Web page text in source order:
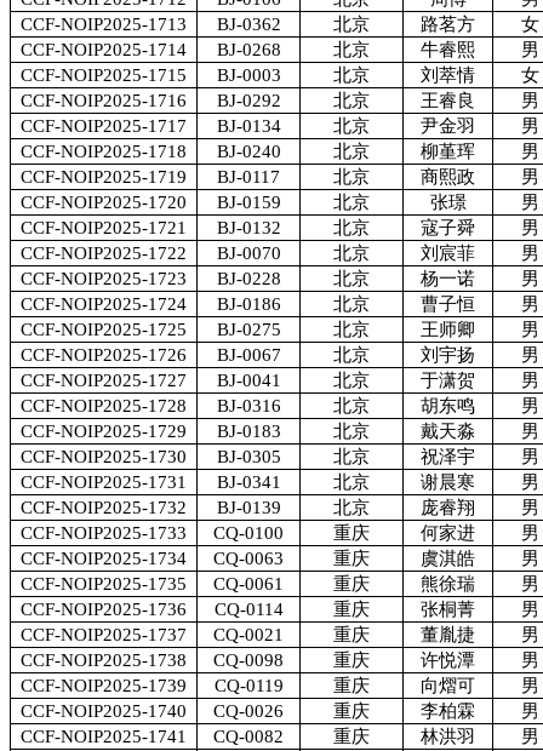
CCF-NOIP2025-1713
BJ-0362 北京 路茗方
女
CCF-NOIP2025-1714
BJ-0268 北京 牛睿熙
男
CCF-NOIP2025-1715
BJ-0003 北京 刘萃情
女
CCF-NOIP2025-1716
BJ-0292 北京 王睿良
男
CCF-NOIP2025-1717
BJ-0134 北京 尹金羽
男
CCF-NOIP2025-1718
BJ-0240 北京 柳堇珲
男
CCF-NOIP2025-1719
BJ-0117 北京 商熙政
男
CCF-NOIP2025-1720
BJ-0159 北京 张璟
男
CCF-NOIP2025-1721
BJ-0132 北京 寇子舜
男
CCF-NOIP2025-1722
BJ-0070 北京 刘宸菲
男
CCF-NOIP2025-1723
BJ-0228 北京 杨一诺
男
CCF-NOIP2025-1724
BJ-0186 北京 曹子恒
男
CCF-NOIP2025-1725
BJ-0275 北京 王师卿
男
CCF-NOIP2025-1726
BJ-0067 北京 刘宇扬
男
CCF-NOIP2025-1727
BJ-0041 北京 于潇贺
男
CCF-NOIP2025-1728
BJ-0316 北京 胡东鸣
男
CCF-NOIP2025-1729
BJ-0183 北京 戴天淼
男
CCF-NOIP2025-1730
BJ-0305 北京 祝泽宇
男
CCF-NOIP2025-1731
BJ-0341 北京 谢晨寒
男
CCF-NOIP2025-1732
BJ-0139 北京 庞睿翔
男
CCF-NOIP2025-1733
CQ-0100 重庆 何家进
男
CCF-NOIP2025-1734
CQ-0063 重庆 虞淇皓
男
CCF-NOIP2025-1735
CQ-0061 重庆 熊徐瑞
男
CCF-NOIP2025-1736
CQ-0114 重庆 张桐菁
男
CCF-NOIP2025-1737
CQ-0021 重庆 董胤捷
男
CCF-NOIP2025-1738
CQ-0098 重庆 许悦潭
男
CCF-NOIP2025-1739
CQ-0119 重庆 向熠可
男
CCF-NOIP2025-1740
CQ-0026 重庆 李柏霖
男
CCF-NOIP2025-1741
CQ-0082 重庆 林洪羽
男